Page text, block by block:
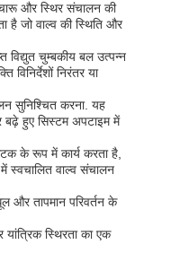
और स्थिर संचालन की
है जो वाल्व की स्थिति और
विद्युत चुम्बकीय बल उत्पन्न
निरंतर या
सुनिश्चित करना. यह
बढ़े हुए सिस्टम अपटाइम में
के रूप में कार्य करता है,
स्वचालित वाल्व संचालन
और तापमान परिवर्तन के
स्थिरता का एक